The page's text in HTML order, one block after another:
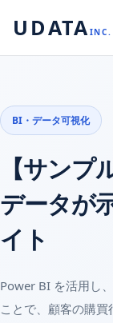
UDATA INC.
BI・データ可視化
【サン
データが
イト
Power BI を活用し
ことで、顧客の購